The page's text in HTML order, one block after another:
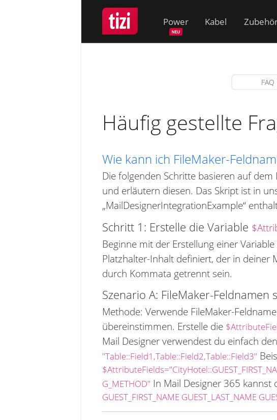
Power Kabel
FAQ
Häufig gestellte
Wie kann ich FileMaker-
Die folgenden Schritte basieren auf
und erläutern diesen. Das Skript ist in
„MailDesignerIntegrationExample“
Schritt 1: Erstelle die Variable
Beginne mit der Erstellung einer
Platzhalter-Inhalt definiert, der in deiner
durch Kommata getrennt sein.
Szenario A: FileMaker-
Methode: Verwende FileMaker-
übereinstimmen. Erstelle die
Mail Designer verwendest du einfach
"Table::Field1,Table::Field2,Table::Field3"
G_METHOD" In Mail Designer 365
GUEST_FIRST_NAME GUEST_LAST_NAME